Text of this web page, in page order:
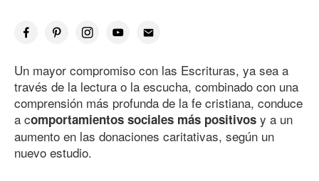
Un mayor compromiso con las Escrituras, ya sea a
través de la lectura o la escucha, combinado con una
comprensión más profunda de la fe cristiana, conduce
a comportamientos sociales más positivos y a un
aumento en las donaciones caritativas, según un
nuevo estudio.